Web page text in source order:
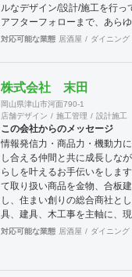
ルなデザイン/設計/施工を行っ
アフターフォローまで、あら
全国規模で実施できます。上
対応可能な業態 居酒屋 ダイニング
株式会社 末田
岡山県津山市河面790-1
店舗デザイン
施工管理 設計施工
この会社からのメッセージ
情報発信力・商品力・機動力
し合える仲間と共に成長しな
らしを叶えるお手伝いをしま
て取り扱い商品を金物、合板
し、住まい創りの総合商社と
具、建具、木工事を主軸に、
負、お仕事させて頂いており
住空間の創出の実現に向け、
対応可能な業態 居酒屋 ダイニング